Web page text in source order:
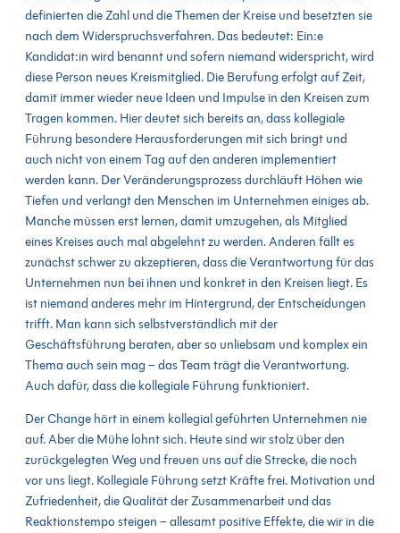
definierten die Zahl und die Themen der Kreise und besetzten sie
nach dem Widerspruchsverfahren. Das bedeutet: Ein:e
Kandidat:in wird benannt und sofern niemand widerspricht, wird
diese Person neues Kreismitglied. Die Berufung erfolgt auf Zeit,
damit immer wieder neue Ideen und Impulse in den Kreisen zum
Tragen kommen. Hier deutet sich bereits an, dass kollegiale
Führung besondere Herausforderungen mit sich bringt und
auch nicht von einem Tag auf den anderen implementiert
werden kann. Der Veränderungsprozess durchläuft Höhen wie
Tiefen und verlangt den Menschen im Unternehmen einiges ab.
Manche müssen erst lernen, damit umzugehen, als Mitglied
eines Kreises auch mal abgelehnt zu werden. Anderen fällt es
zunächst schwer zu akzeptieren, dass die Verantwortung für das
Unternehmen nun bei ihnen und konkret in den Kreisen liegt. Es
ist niemand anderes mehr im Hintergrund, der Entscheidungen
trifft. Man kann sich selbstverständlich mit der
Geschäftsführung beraten, aber so unliebsam und komplex ein
Thema auch sein mag – das Team trägt die Verantwortung.
Auch dafür, dass die kollegiale Führung funktioniert.
Der Change hört in einem kollegial geführten Unternehmen nie
auf. Aber die Mühe lohnt sich. Heute sind wir stolz über den
zurückgelegten Weg und freuen uns auf die Strecke, die noch
vor uns liegt. Kollegiale Führung setzt Kräfte frei. Motivation und
Zufriedenheit, die Qualität der Zusammenarbeit und das
Reaktionstempo steigen – allesamt positive Effekte, die wir in die